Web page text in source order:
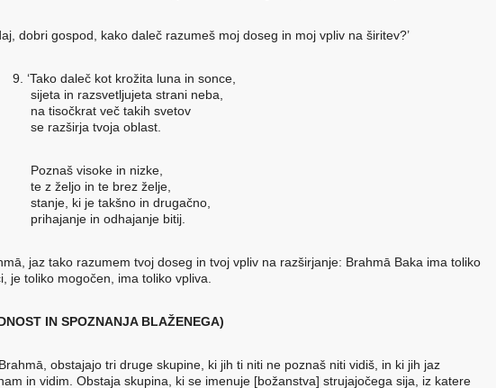
dobri gospod, kako daleč razumeš moj doseg in moj vpliv na širitev?’
9. ‘Tako daleč kot krožita luna in sonce,
sijeta in razsvetljujeta strani neba,
na tisočkrat več takih svetov
se razširja tvoja oblast.
Poznaš visoke in nizke,
te z željo in te brez želje,
stanje, ki je takšno in drugačno,
prihajanje in odhajanje bitij.
jaz tako razumem tvoj doseg in tvoj vpliv na razširjanje: Brahmā Baka ima toliko
je toliko mogočen, ima toliko vpliva.
IN SPOZNANJA BLAŽENEGA)
obstajajo tri druge skupine, ki jih ti niti ne poznaš niti vidiš, in ki jih jaz
in vidim. Obstaja skupina, ki se imenuje [božanstva] strujajočega sija, iz katere